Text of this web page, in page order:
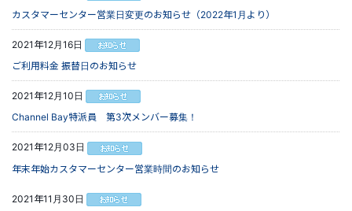
カスタマーセンター営業日変更のお知らせ（2022年1月より）
2021年12月16日
ご利用料金 振替日のお知らせ
2021年12月10日
Channel Bay特派員 第3次メンバー募集！
2021年12月03日
年末年始カスタマーセンター営業時間のお知らせ
2021年11月30日